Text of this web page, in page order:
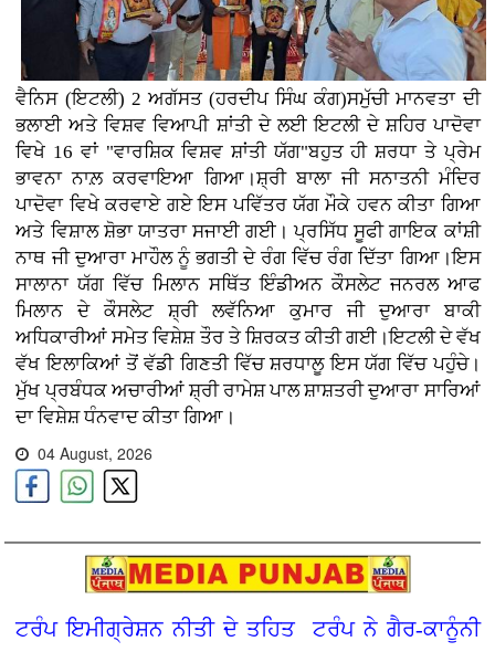
ਵੈਨਿਸ (ਇਟਲੀ) 2 ਅਗੱਸਤ (ਹਰਦੀਪ ਸਿੰਘ ਕੰਗ)ਸਮੁੱਚੀ ਮਾਨਵਤਾ ਦੀ
ਭਲਾਈ ਅਤੇ ਵਿਸ਼ਵ ਵਿਆਪੀ ਸ਼ਾਂਤੀ ਦੇ ਲਈ ਇਟਲੀ ਦੇ ਸ਼ਹਿਰ ਪਾਦੋਵਾ
ਵਿਖੇ 16 ਵਾਂ "ਵਾਰਸ਼ਿਕ ਵਿਸ਼ਵ ਸ਼ਾਂਤੀ ਯੱਗ"ਬਹੁਤ ਹੀ ਸ਼ਰਧਾ ਤੇ ਪ੍ਰੇਮ
ਭਾਵਨਾ ਨਾਲ਼ ਕਰਵਾਇਆ ਗਿਆ।ਸ਼੍ਰੀ ਬਾਲਾ ਜੀ ਸਨਾਤਨੀ ਮੰਦਿਰ
ਪਾਦੋਵਾ ਵਿਖੇ ਕਰਵਾਏ ਗਏ ਇਸ ਪਵਿੱਤਰ ਯੱਗ ਮੌਕੇ ਹਵਨ ਕੀਤਾ ਗਿਆ
ਅਤੇ ਵਿਸ਼ਾਲ ਸ਼ੋਭਾ ਯਾਤਰਾ ਸਜਾਈ ਗਈ। ਪ੍ਰਸਿੱਧ ਸੂਫੀ ਗਾਇਕ ਕਾਂਸ਼ੀ
ਨਾਥ ਜੀ ਦੁਆਰਾ ਮਾਹੌਲ ਨੂੰ ਭਗਤੀ ਦੇ ਰੰਗ ਵਿੱਚ ਰੰਗ ਦਿੱਤਾ ਗਿਆ।ਇਸ
ਸਾਲਾਨਾ ਯੱਗ ਵਿੱਚ ਮਿਲਾਨ ਸਥਿੱਤ ਇੰਡੀਅਨ ਕੌਸਲੇਟ ਜਨਰਲ ਆਫ
ਮਿਲਾਨ ਦੇ ਕੌਸਲੇਟ ਸ਼੍ਰੀ ਲਵੱਨਿਆ ਕੁਮਾਰ ਜੀ ਦੁਆਰਾ ਬਾਕੀ
ਅਧਿਕਾਰੀਆਂ ਸਮੇਤ ਵਿਸ਼ੇਸ਼ ਤੌਰ ਤੇ ਸ਼ਿਰਕਤ ਕੀਤੀ ਗਈ।ਇਟਲੀ ਦੇ ਵੱਖ
ਵੱਖ ਇਲਾਕਿਆਂ ਤੋਂ ਵੱਡੀ ਗਿਣਤੀ ਵਿੱਚ ਸ਼ਰਧਾਲੂ ਇਸ ਯੱਗ ਵਿੱਚ ਪਹੁੰਚੇ।
ਮੁੱਖ ਪ੍ਰਬੰਧਕ ਅਚਾਰੀਆਂ ਸ਼੍ਰੀ ਰਾਮੇਸ਼ ਪਾਲ ਸ਼ਾਸ਼ਤਰੀ ਦੁਆਰਾ ਸਾਰਿਆਂ
ਦਾ ਵਿਸ਼ੇਸ਼ ਧੰਨਵਾਦ ਕੀਤਾ ਗਿਆ।
04 August, 2026
ਟਰੰਪ ਇਮੀਗ੍ਰੇਸ਼ਨ ਨੀਤੀ ਦੇ ਤਹਿਤ ਟਰੰਪ ਨੇ ਗੈਰ-ਕਾਨੂੰਨੀ